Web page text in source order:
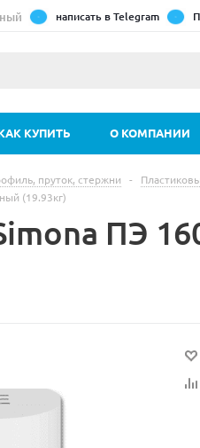
написать в Telegram
КУПИТЬ О КОМПАНИИ
пруток, стержни -
(19.93кг)
ПЭ